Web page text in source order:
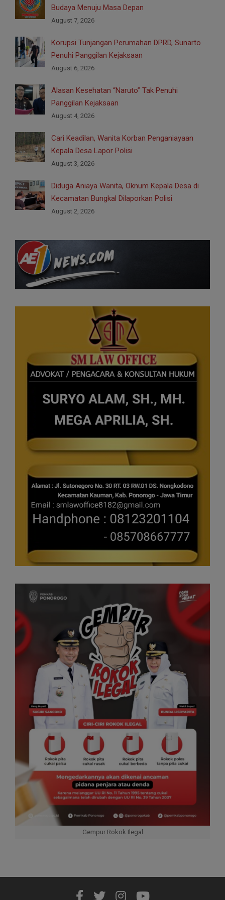
Budaya Menuju Masa Depan
August 7, 2026
Korupsi Tunjangan Perumahan DPRD, Sunarto
Penuhi Panggilan Kejaksaan
August 6, 2026
Alasan Kesehatan “Naruto” Tak Penuhi
Panggilan Kejaksaan
August 4, 2026
Cari Keadilan, Wanita Korban Penganiayaan
Kepala Desa Lapor Polisi
August 3, 2026
Diduga Aniaya Wanita, Oknum Kepala Desa di
Kecamatan Bungkal Dilaporkan Polisi
August 2, 2026
Gempur Rokok Ilegal